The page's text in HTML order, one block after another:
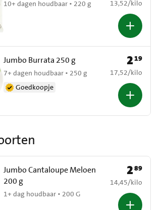
10+ dagen houdbaar • 220 g
€ 13,52 per kilo
13,52/kilo
Jumbo Burrata 250 g
7+ dagen houdbaar • 250 g
Goedkoopje
Prijs: € 2,19
219
€ 17,52 per kilo
17,52/kilo
Jumbo Cantaloupe Meloen
200 g
1+ dag houdbaar • 200 G
Prijs: € 2,89
289
€ 14,45 per kilo
14,45/kilo